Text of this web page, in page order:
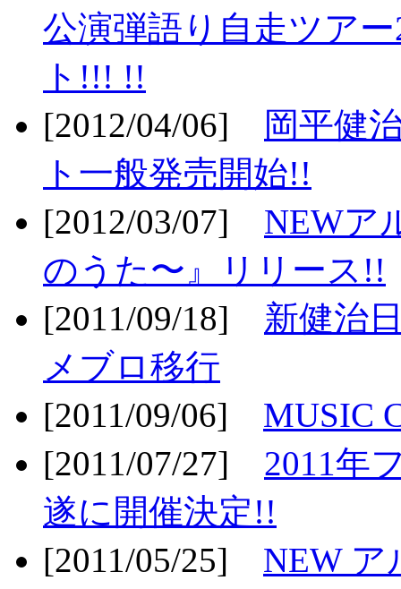
公演弾語り自走ツア
ト!!! !!
[2012/04/06]
岡平健
ト一般発売開始!!
[2012/03/07] NEWア
のうた〜』リリース!!
[2011/09/18] 新健治
メブロ移行
[2011/09/06] MUSIC
[2011/07/27] 2011年
遂に開催決定!!
[2011/05/25] NEW